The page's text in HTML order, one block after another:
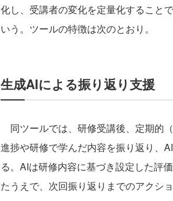
化し、受講者の変化を定量化すること
いう。ツールの特徴は次のとおり。
生成AIによる振り返り支援
同ツールでは、研修受講後、定期的
進捗や研修で学んだ内容を振り返り、
る。AIは研修内容に基づき設定した評
たうえで、次回振り返りまでのアクシ